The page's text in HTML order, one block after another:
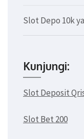
Slot Depo 10k
Kunjungi:
Slot Deposit
Slot Bet 200